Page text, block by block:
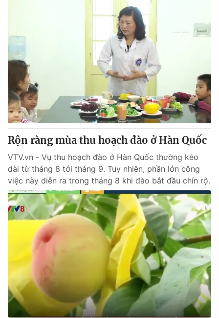
Rộn ràng mùa thu hoạch đào ở Hàn Quốc
VTV.vn - Vụ thu hoạch đào ở Hàn Quốc thường kéo
dài từ tháng 8 tới tháng 9. Tuy nhiên, phần lớn công
việc này diễn ra trong tháng 8 khi đào bắt đầu chín rộ.